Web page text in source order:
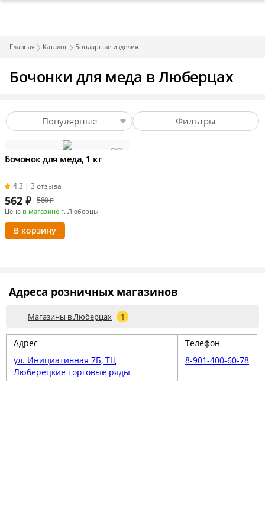
Главная Каталог Бондарные изделия
Бочонки для меда в Люберцах
Популярные Фильтры
Бочонок для меда, 1 кг
4.3 | 3 отзыва
562 ₽ 580 ₽
Цена в магазине г. Люберцы
В корзину
Адреса розничных магазинов
Магазины в Люберцах 1
Адрес
Телефон
ул. Инициативная 7Б, ТЦ
Люберецкие торговые ряды
8-901-400-60-78